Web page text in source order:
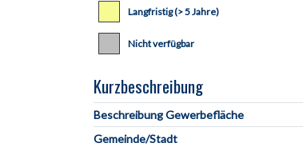
Langfristig (> 5 Jahre)
Nicht verfügbar
Kurzbeschreibung
Beschreibung Gewerbefläche
Gemeinde/Stadt